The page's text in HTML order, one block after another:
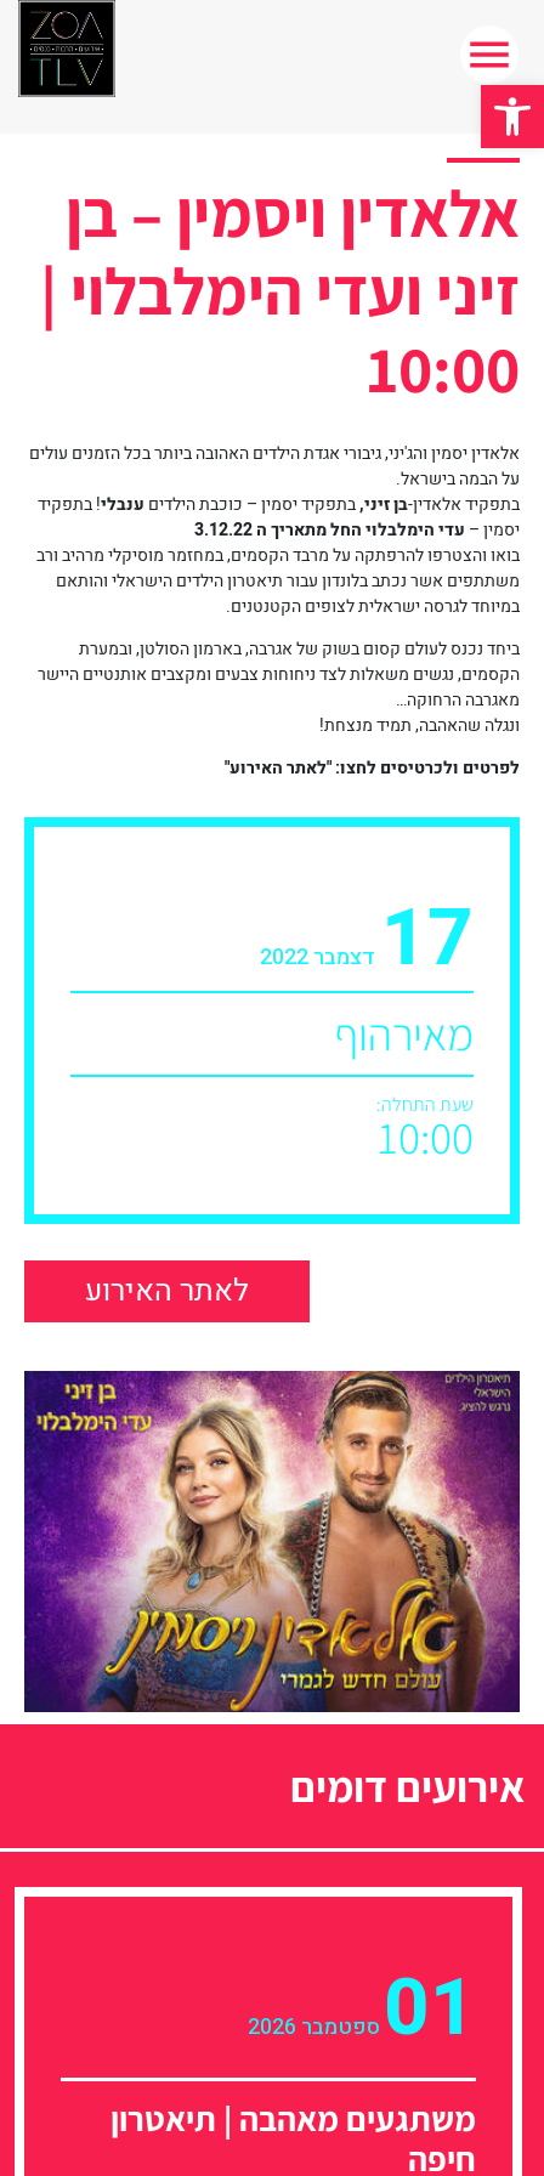
פתח סרגל נגישות
אלאדין ויסמין – בן
זיני ועדי הימלבלוי |
10:00
אלאדין יסמין והג'יני, גיבורי אגדת הילדים האהובה ביותר בכל הזמנים עולים
על הבמה בישראל.
בתפקיד אלאדין-בן זיני,בתפקיד יסמין – כוכבת הילדים ענבלי! בתפקיד
יסמין – עדי הימלבלוי החל מתאריך ה 3.12.22
בואו והצטרפו להרפתקה על מרבד הקסמים, במחזמר מוסיקלי מרהיב ורב
משתתפים אשר נכתב בלונדון עבור תיאטרון הילדים הישראלי והותאם
במיוחד לגרסה ישראלית לצופים הקטנטנים.
ביחד נכנס לעולם קסום בשוק של אגרבה, בארמון הסולטן, ובמערת
הקסמים, נגשים משאלות לצד ניחוחות צבעים ומקצבים אותנטיים היישר
מאגרבה הרחוקה…
ונגלה שהאהבה, תמיד מנצחת!
לפרטים ולכרטיסים לחצו: "לאתר האירוע"
17 דצמבר 2022
מאירהוף
שעת התחלה:
10:00
לאתר האירוע
אירועים דומים
01 ספטמבר 2026
משתגעים מאהבה | תיאטרון
חיפה